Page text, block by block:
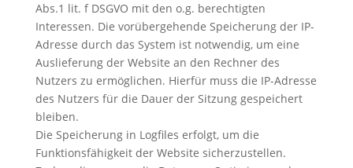
Abs.1 lit. f DSGVO mit den o.g. berechtigten
Interessen. Die vorübergehende Speicherung der IP-
Adresse durch das System ist notwendig, um eine
Auslieferung der Website an den Rechner des
Nutzers zu ermöglichen. Hierfür muss die IP-Adresse
des Nutzers für die Dauer der Sitzung gespeichert
bleiben.
Die Speicherung in Logfiles erfolgt, um die
Funktionsfähigkeit der Website sicherzustellen.